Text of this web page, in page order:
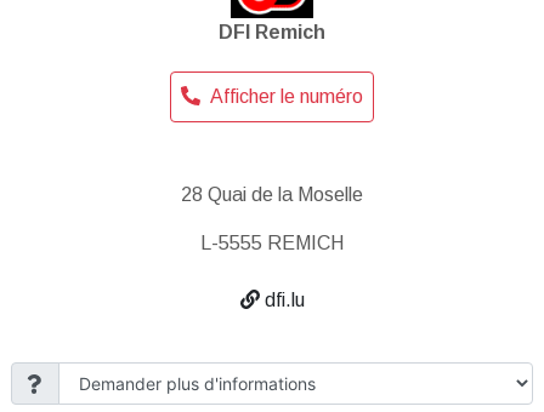
DFI Remich
Afficher le numéro
28 Quai de la Moselle
L-5555 REMICH
dfi.lu